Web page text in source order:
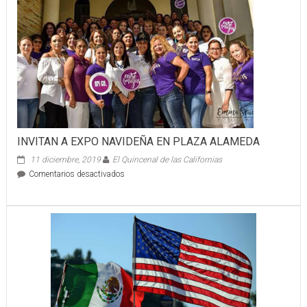
CAMPEONES
INVITAN A EXPO NAVIDEÑA EN PLAZA ALAMEDA
11 diciembre, 2019
El Quincenal de las Californias
Comentarios desactivadosen
NAVIDEÑA
PLAZA
ALAMEDA